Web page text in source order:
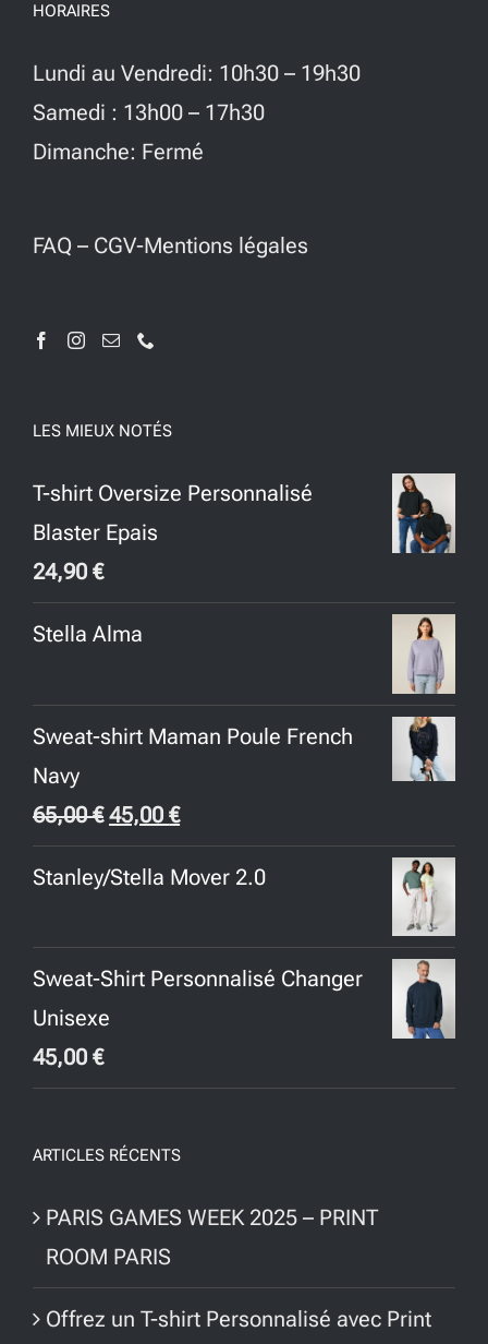
HORAIRES
Lundi au Vendredi: 10h30 – 19h30
Samedi : 13h00 – 17h30
Dimanche: Fermé
FAQ – CGV-Mentions légales
LES MIEUX NOTÉS
T-shirt Oversize Personnalisé
Blaster Epais
24,90€
Stella Alma
Sweat-shirt Maman Poule French
Navy
65,00€ Le
prix
initial
65,00 €.
45,00€Le
prix
actuel
45,00 €.
Stanley/Stella Mover 2.0
Sweat-Shirt Personnalisé Changer
Unisexe
45,00€
ARTICLES RÉCENTS
PARIS GAMES WEEK 2025 – PRINT
ROOM PARIS
Offrez un T-shirt Personnalisé avec Print